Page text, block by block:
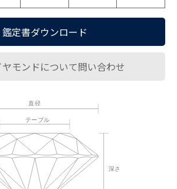
鑑定書ダウンロード
ヤモンドについて問い合わせ